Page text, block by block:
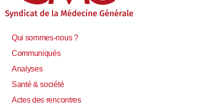
Qui sommes-nous ?
Communiqués
Analyses
Santé & société
Actes des rencontres